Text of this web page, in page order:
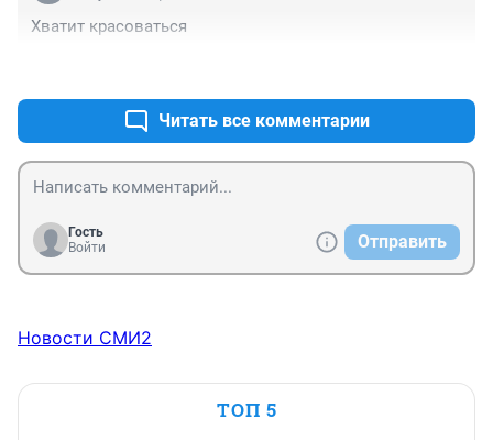
Хватит красоваться
Читать все комментарии
Гость
Войти
Отправить
Новости СМИ2
ТОП 5